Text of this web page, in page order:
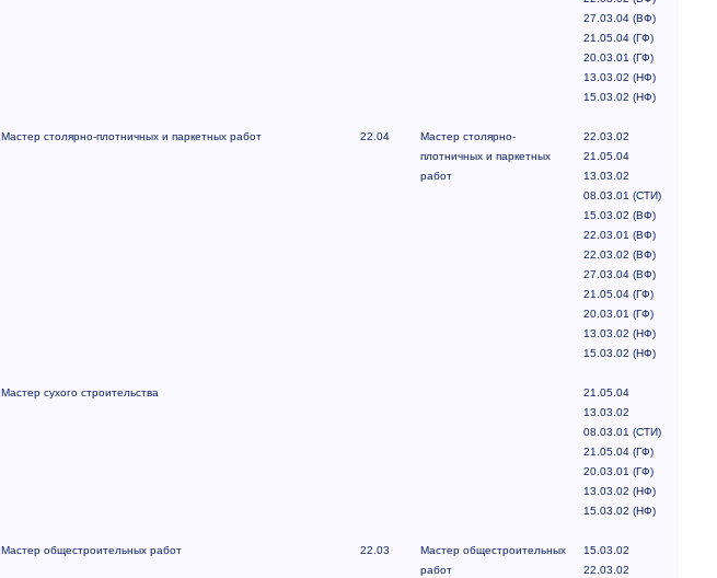
27.03.04 (ВФ)
21.05.04 (ГФ)
20.03.01 (ГФ)
13.03.02 (НФ)
15.03.02 (НФ)
Мастер столярно-плотничных и паркетных работ 22.04
Мастер столярно-
плотничных и паркетных
работ
22.03.02
21.05.04
13.03.02
08.03.01 (СТИ)
15.03.02 (ВФ)
22.03.01 (ВФ)
22.03.02 (ВФ)
27.03.04 (ВФ)
21.05.04 (ГФ)
20.03.01 (ГФ)
13.03.02 (НФ)
15.03.02 (НФ)
Мастер сухого строительства
21.05.04
13.03.02
08.03.01 (СТИ)
21.05.04 (ГФ)
20.03.01 (ГФ)
13.03.02 (НФ)
15.03.02 (НФ)
Мастер общестроительных работ 22.03
Мастер общестроительных
работ
15.03.02
22.03.02